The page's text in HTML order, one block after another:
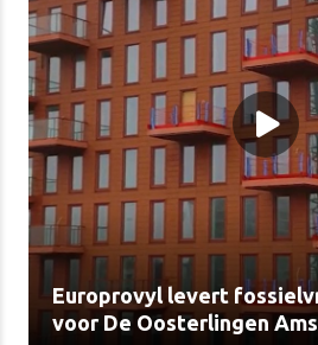
Europrovyl levert
voor De Oosterlingen